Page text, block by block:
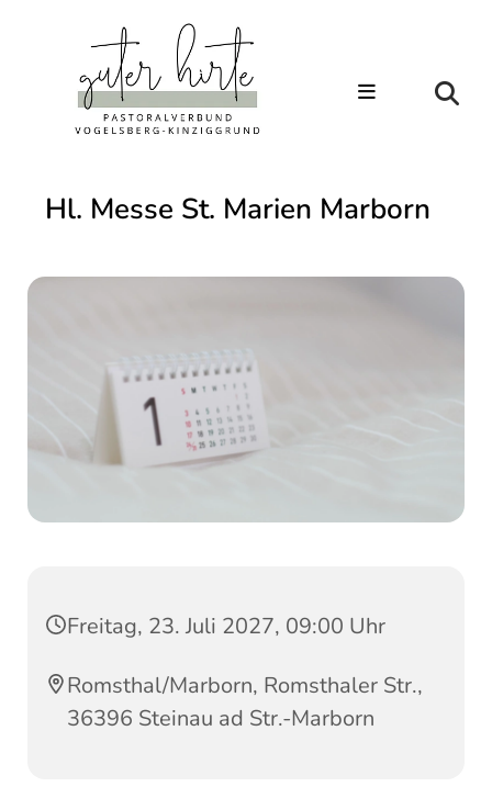
Hl. Messe St. Marien Marborn
Freitag, 23. Juli 2027, 09:00 Uhr
Romsthal/Marborn, Romsthaler Str.,
36396 Steinau ad Str.-Marborn